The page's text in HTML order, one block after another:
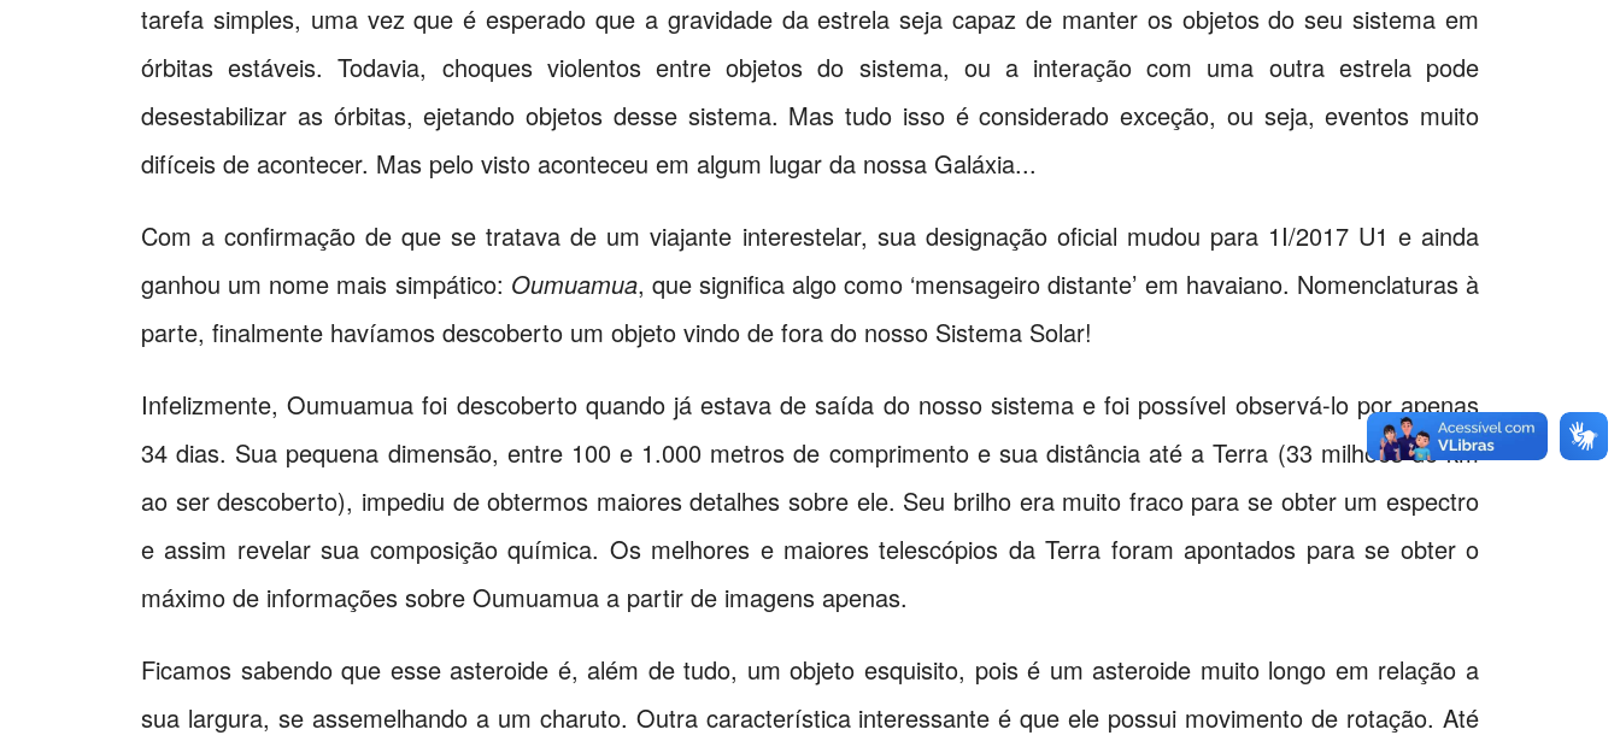
tarefa simples, uma vez que é esperado que a gravidade da estrela seja capaz de manter os objetos do seu sistema em
órbitas estáveis. Todavia, choques violentos entre objetos do sistema, ou a interação com uma outra estrela pode
desestabilizar as órbitas, ejetando objetos desse sistema. Mas tudo isso é considerado exceção, ou seja, eventos muito
difíceis de acontecer. Mas pelo visto aconteceu em algum lugar da nossa Galáxia...
Com a confirmação de que se tratava de um viajante interestelar, sua designação oficial mudou para 1I/2017 U1 e ainda
ganhou um nome mais simpático: Oumuamua, que significa algo como ‘mensageiro distante’ em havaiano. Nomenclaturas à
parte, finalmente havíamos descoberto um objeto vindo de fora do nosso Sistema Solar!
Infelizmente, Oumuamua foi descoberto quando já estava de saída do nosso sistema e foi possível observá-lo por apenas
34 dias. Sua pequena dimensão, entre 100 e 1.000 metros de comprimento e sua distância até a Terra (33 milhões de km
ao ser descoberto), impediu de obtermos maiores detalhes sobre ele. Seu brilho era muito fraco para se obter um espectro
e assim revelar sua composição química. Os melhores e maiores telescópios da Terra foram apontados para se obter o
máximo de informações sobre Oumuamua a partir de imagens apenas.
Ficamos sabendo que esse asteroide é, além de tudo, um objeto esquisito, pois é um asteroide muito longo em relação a
sua largura, se assemelhando a um charuto. Outra característica interessante é que ele possui movimento de rotação. Até